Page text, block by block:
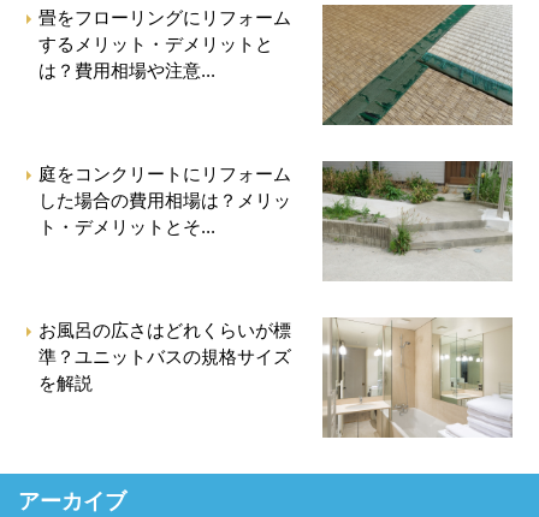
畳をフローリングにリフォーム
するメリット・デメリットと
は？費用相場や注意...
庭をコンクリートにリフォーム
した場合の費用相場は？メリッ
ト・デメリットとそ...
お風呂の広さはどれくらいが標
準？ユニットバスの規格サイズ
を解説
アーカイブ